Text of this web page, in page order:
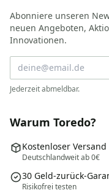
Abonniere unseren
neuen Angeboten,
Innovationen.
Jederzeit abmeldbar.
Warum Toredo?
Kostenloser Versand
Deutschlandweit ab 0€
30 Geld-zurück-
Risikofrei testen